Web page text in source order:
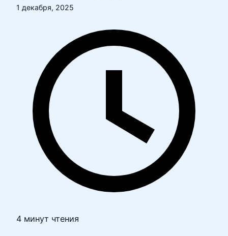
1 декабря, 2025
4 минут чтения